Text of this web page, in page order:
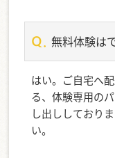
無料体験は
はい。ご自宅へ
る、体験専用の
し出ししており
い。